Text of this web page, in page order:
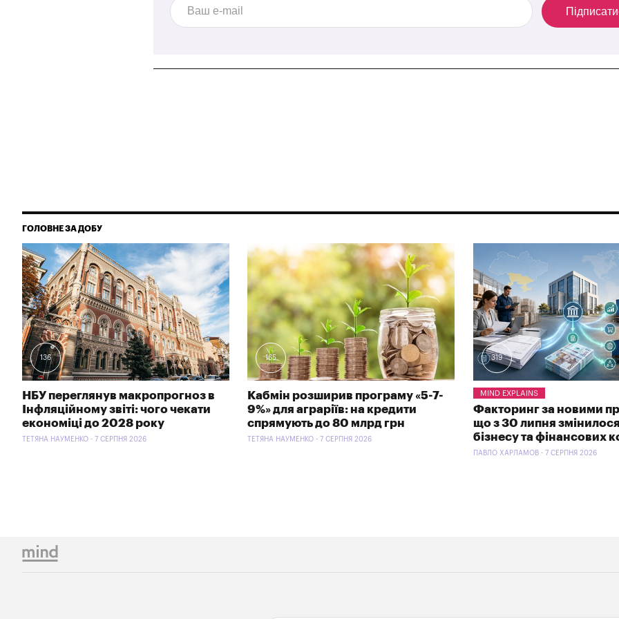
ГОЛОВНЕ ЗА ДОБУ
136
НБУ переглянув макропрогноз в
Інфляційному звіті: чого чекати
економіці до 2028 року
ТЕТЯНА НАУМЕНКО - 7 СЕРПНЯ 2026
165
Кабмін розширив програму «5-7-
9%» для аграріїв: на кредити
спрямують до 80 млрд грн
ТЕТЯНА НАУМЕНКО - 7 СЕРПНЯ 2026
319
MIND EXPLAINS
Факторинг за новими
що з 30 липня
бізнесу та фінансових
ПАВЛО ХАРЛАМОВ - 7 СЕРПНЯ 2026